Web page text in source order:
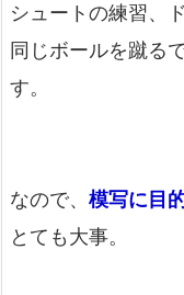
シュートの練習、
同じボールを蹴る
す。
なので、 模写に目
とても大事。